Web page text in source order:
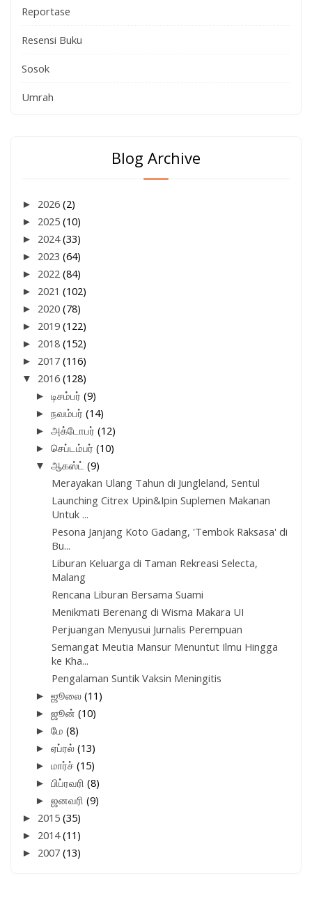
Reportase
Resensi Buku
Sosok
Umrah
Blog Archive
► 2026 (2)
► 2025 (10)
► 2024(33)
► 2023 (64)
► 2022 (84)
► 2021 (102)
► 2020 (78)
► 2019 (122)
► 2018 (152)
► 2017 (116)
▼ 2016 (128)
►டிசம்பர்(9)
►நவம்பர்(14)
►அக்டோபர்(12)
►செப்டம்பர்(10)
▼ஆகஸ்ட்(9)
Merayakan Ulang Tahun di Jungleland, Sentul
Launching Citrex Upin&Ipin Suplemen Makanan
Untuk ...
Pesona Janjang Koto Gadang, 'Tembok Raksasa' di
Bu...
Liburan Keluarga di Taman Rekreasi Selecta,
Malang
Rencana Liburan Bersama Suami
Menikmati Berenang di Wisma Makara UI
Perjuangan Menyusui Jurnalis Perempuan
Semangat Meutia Mansur Menuntut Ilmu Hingga
ke Kha...
Pengalaman Suntik Vaksin Meningitis
►ஜூலை(11)
►ஜூன்(10)
►மே(8)
►ஏப்ரல்(13)
►மார்ச்(15)
►பிப்ரவரி(8)
►ஜனவரி(9)
► 2015 (35)
► 2014(11)
► 2007 (13)